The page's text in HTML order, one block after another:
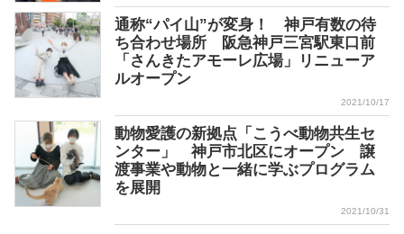
通称“パイ山”が変身！ 神戸有数の待
ち合わせ場所 阪急神戸三宮駅東口前
「さんきたアモーレ広場」リニューア
ルオープン
2021/10/17
動物愛護の新拠点「こうべ動物共生セ
ンター」 神戸市北区にオープン 譲
渡事業や動物と一緒に学ぶプログラム
を展開
2021/10/31